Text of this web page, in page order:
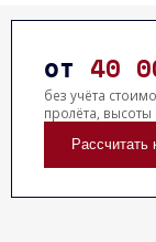
от 40
без учёта
пролёта,
Рассчитать